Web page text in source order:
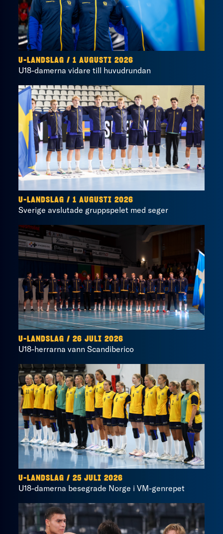
U-LANDSLAG / 1 AUGUSTI 2026
U18-damerna vidare till huvudrundan
U-LANDSLAG / 1 AUGUSTI 2026
Sverige avslutade gruppspelet med seger
U-LANDSLAG / 26 JULI 2026
U18-herrarna vann Scandiberico
U-LANDSLAG / 25 JULI 2026
U18-damerna besegrade Norge i VM-genrepet